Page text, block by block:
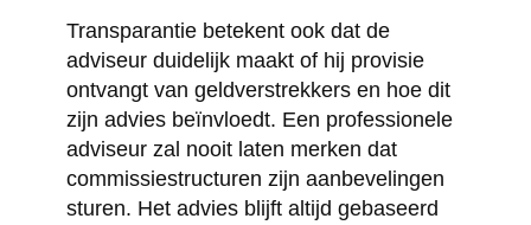
Transparantie betekent ook dat de
adviseur duidelijk maakt of hij provisie
ontvangt van geldverstrekkers en hoe dit
zijn advies beïnvloedt. Een professionele
adviseur zal nooit laten merken dat
commissiestructuren zijn aanbevelingen
sturen. Het advies blijft altijd gebaseerd